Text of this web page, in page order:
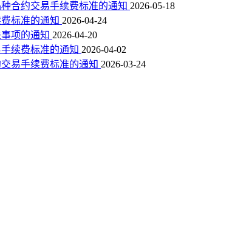
合约交易手续费标准的通知 2026-05-18
标准的通知 2026-04-24
项的通知 2026-04-20
续费标准的通知 2026-04-02
易手续费标准的通知 2026-03-24